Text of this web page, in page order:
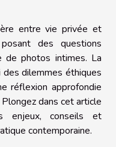
entre vie privée et
posant des questions
de photos intimes. La
dilemmes éthiques
réflexion approfondie
dans cet article
enjeux, conseils et
contemporaine.